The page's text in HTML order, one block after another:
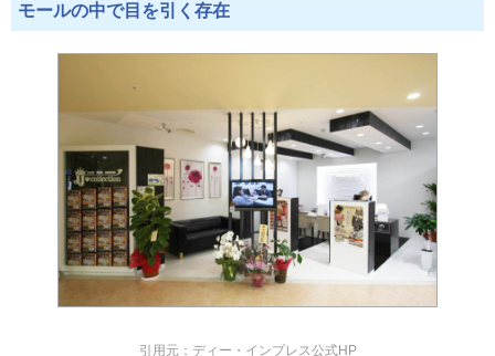
モールの中で目を引く存在
引用元：ディー・インプレス公式HP